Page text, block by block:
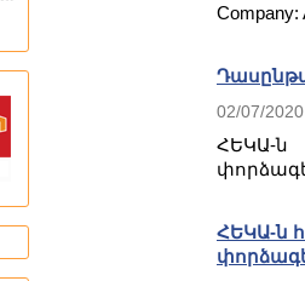
Company:
02/07/2020
ՀԵԿԱ-ն
ՀԵԿԱ-ն